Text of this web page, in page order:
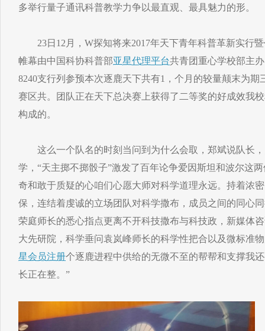
多举行量子通讯科普教学力争以最直观、最具魅力的形。
23日12月，W探知将来2017年天下青年科普革新实行暨
帷幕由中国科协科普部亚星代理平台共青团重心学校部主
8240支行列参预本次逐鹿天下共有1，个月的较量颠末为期
赛区共。团队正在天下总决赛上获得了二等奖的好成效我
构成的。
这么一个队名的时刻当问到为什么会取，郑斌说队长，
学，“天主掷不掷骰子”激发了百年论争爱因斯坦和波尔这
奇和敢于质疑的心咱们心愿大师对科学道理永远。持着浓
保，连结着虔诚的立场团队对科学撒布，成员之间的同心
荣庭师长的悉心指点更离不开科技撒布与科技政，新媒体
大先研院，科学垂问袁岚峰师长的科学性把合以及微标准
星会员注册个逐鹿进程中供给的无微不至的帮帮和支撑我
长正在整。”